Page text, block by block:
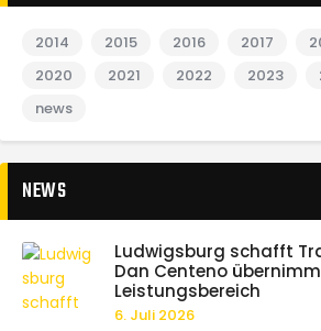
2014 2015 2016 2017
2020
2021 2022 2023
news
NEWS
Ludwigsburg schafft
Dan Centeno
Leistungsbereich
6. Juli 2026